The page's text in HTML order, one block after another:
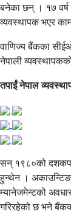
बनेका छन् । १७ वर्ष
व्यवस्थापक भएर
वाणिज्य बैंकका
नेपाली
तपाईं नेपाल
सन् १९८०को
हुन्थेन ।
म्यानेजमेन्टको
गरिरहेको छ भने